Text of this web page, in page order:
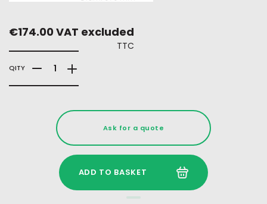
€174.00 VAT excluded
TTC
QITY
Ask for a quote
ADD TO BASKET